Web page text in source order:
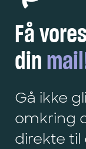
Få
din
Gå ikke
omkring
direkte til